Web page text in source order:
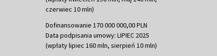
czerwiec 10 mln)
Dofinansowanie 170 000 000,00 PLN
Data podpisania umowy: LIPIEC 2025
(wpłaty lipiec 160 mln, sierpień 10 mln)